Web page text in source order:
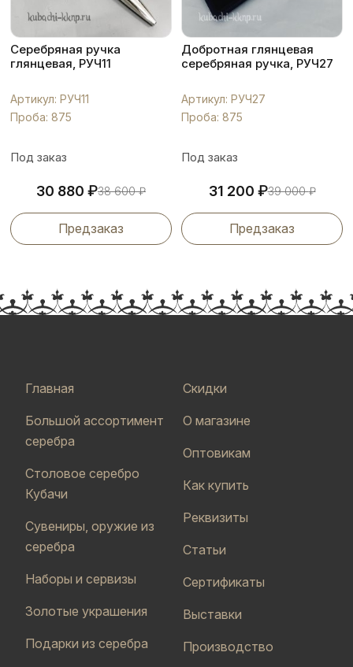
Серебряная ручка
глянцевая, РУЧ11
Артикул: РУЧ11
Проба: 875
Под заказ
30 880 ₽38 600₽
Предзаказ
Добротная глянцевая
серебряная ручка, РУЧ27
Артикул: РУЧ27
Проба: 875
Под заказ
31 200 ₽39 000₽
Предзаказ
Главная
Большой ассортимент
серебра
Столовое серебро
Кубачи
Сувениры, оружие из
серебра
Наборы и сервизы
Золотые украшения
Подарки из серебра
Скидки
О магазине
Оптовикам
Как купить
Реквизиты
Статьи
Сертификаты
Выставки
Производство